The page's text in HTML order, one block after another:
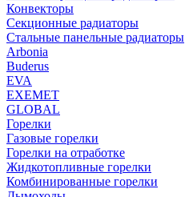
Конвекторы
Секционные радиаторы
Стальные панельные радиаторы
Arbonia
Buderus
EVA
EXEMET
GLOBAL
Горелки
Газовые горелки
Горелки на отработке
Жидкотопливные горелки
Комбинированные горелки